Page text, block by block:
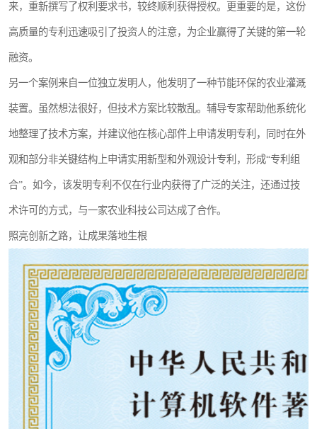
来，重新撰写了权利要求书，较终顺利获得授权。更重要的是，这份
高质量的专利迅速吸引了投资人的注意，为企业赢得了关键的第一轮
融资。
另一个案例来自一位独立发明人，他发明了一种节能环保的农业灌溉
装置。虽然想法很好，但技术方案比较散乱。辅导专家帮助他系统化
地整理了技术方案，并建议他在核心部件上申请发明专利，同时在外
观和部分非关键结构上申请实用新型和外观设计专利，形成“专利组
合”。如今，该发明专利不仅在行业内获得了广泛的关注，还通过技
术许可的方式，与一家农业科技公司达成了合作。
照亮创新之路，让成果落地生根